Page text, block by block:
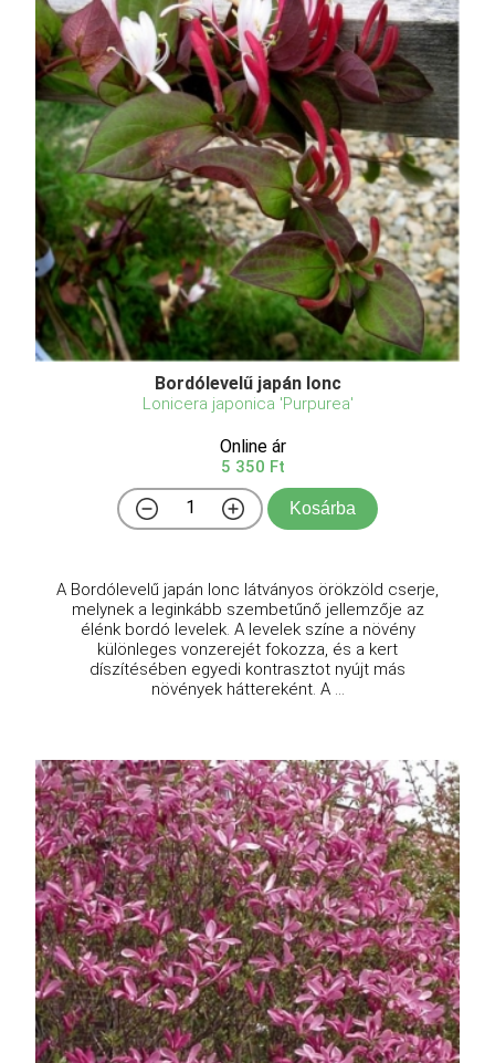
Bordólevelű japán lonc
Lonicera japonica 'Purpurea'
Online ár
5 350 Ft
Kosárba
A Bordólevelű japán lonc látványos örökzöld cserje,
melynek a leginkább szembetűnő jellemzője az
élénk bordó levelek. A levelek színe a növény
különleges vonzerejét fokozza, és a kert
díszítésében egyedi kontrasztot nyújt más
növények háttereként. A ...